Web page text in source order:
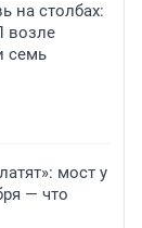
на столбах:
возле
семь
мост у
— что